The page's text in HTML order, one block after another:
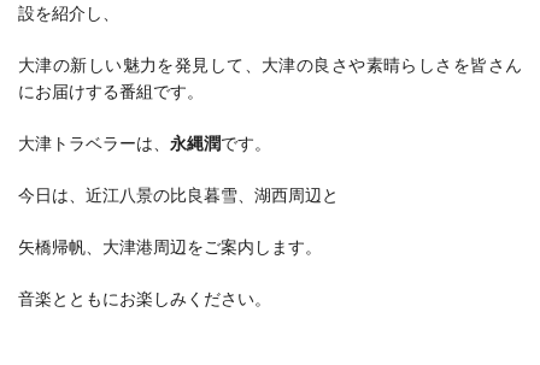
設を紹介し、
大津の新しい魅力を発見して、大津の良さや素晴らしさを皆さん
にお届けする番組です。
大津トラベラーは、 永縄潤です。
今日は、近江八景の比良暮雪、湖西周辺と
矢橋帰帆、大津港周辺をご案内します。
音楽とともにお楽しみください。